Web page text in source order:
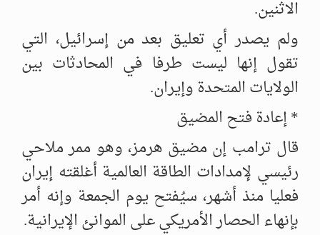
الاثنين.
ولم يصدر أي تعليق بعد من إسرائيل، التي
تقول إنها ليست طرفا في المحادثات بين
الولايات المتحدة وإيران.
* إعادة فتح المضيق
قال ترامب إن مضيق هرمز، وهو ممر ملاحي
رئيسي لإمدادات الطاقة العالمية أغلقته إيران
فعليا منذ أشهر، سيُفتح يوم الجمعة وإنه أمر
بإنهاء الحصار الأمريكي على الموانئ الإيرانية.